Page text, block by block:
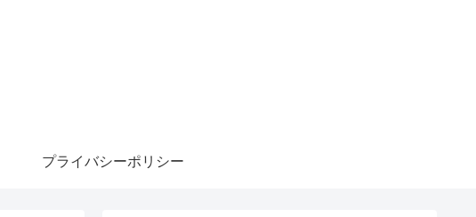
プライバシーポリシー